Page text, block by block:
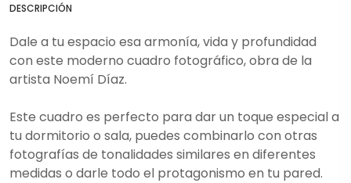
DESCRIPCIÓN
Dale a tu espacio esa armonía, vida y profundidad
con este moderno cuadro fotográfico, obra de la
artista Noemí Díaz.
Este cuadro es perfecto para dar un toque especial a
tu dormitorio o sala, puedes combinarlo con otras
fotografías de tonalidades similares en diferentes
medidas o darle todo el protagonismo en tu pared.